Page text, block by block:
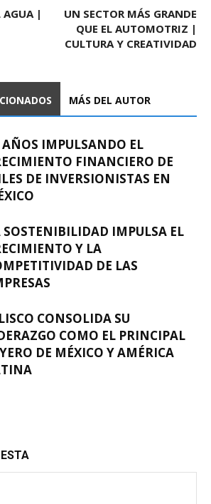
AGUA |
UN SECTOR MÁS GRANDE
QUE EL AUTOMOTRIZ |
CULTURA Y CREATIVIDAD
MÁS DEL AUTOR
IMPULSANDO EL
FINANCIERO DE
DE INVERSIONISTAS EN
SOSTENIBILIDAD IMPULSA EL
Y LA
DE LAS
CONSOLIDA SU
COMO EL PRINCIPAL
DE MÉXICO Y AMÉRICA